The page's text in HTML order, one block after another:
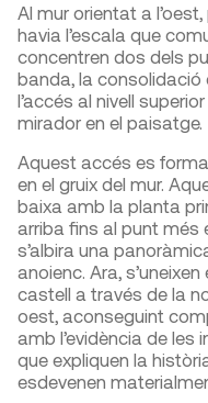
Al mur orientat a
havia l’escala que
concentren dos dels
banda, la consolidació
l’accés al nivell
mirador en el paisatge.
Aquest accés es
en el gruix del mur.
baixa amb la planta
arriba fins al punt més
s’albira una
anoienc. Ara,
castell a través de la
oest, aconseguint
amb l’evidència de les
que expliquen la
esdevenen